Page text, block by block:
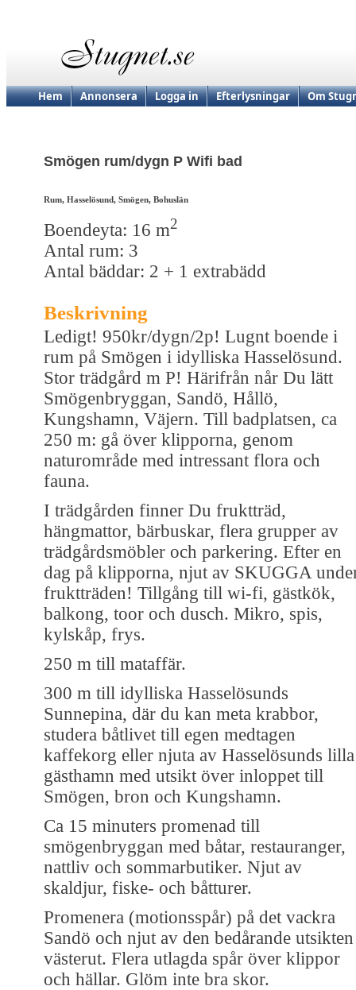
Hem Annonsera Logga in Efterlysningar Om
Smögen rum/dygn P Wifi bad
Rum, Hasselösund, Smögen, Bohuslän
Boendeyta: 16 m2
Antal rum: 3
Antal bäddar: 2 + 1 extrabädd
Beskrivning
Ledigt! 950kr/dygn/2p! Lugnt boende i
rum på Smögen i idylliska Hasselösund.
Stor trädgård m P! Härifrån når Du lätt
Smögenbryggan, Sandö, Hållö,
Kungshamn, Väjern. Till badplatsen, ca
250 m: gå över klipporna, genom
naturområde med intressant flora och
fauna.
I trädgården finner Du fruktträd,
hängmattor, bärbuskar, flera grupper av
trädgårdsmöbler och parkering. Efter en
dag på klipporna, njut av SKUGGA
fruktträden! Tillgång till wi-fi, gästkök,
balkong, toor och dusch. Mikro, spis,
kylskåp, frys.
250 m till mataffär.
300 m till idylliska Hasselösunds
Sunnepina, där du kan meta krabbor,
studera båtlivet till egen medtagen
kaffekorg eller njuta av Hasselösunds lilla
gästhamn med utsikt över inloppet till
Smögen, bron och Kungshamn.
Ca 15 minuters promenad till
smögenbryggan med båtar, restauranger,
nattliv och sommarbutiker. Njut av
skaldjur, fiske- och båtturer.
Promenera (motionsspår) på det vackra
Sandö och njut av den bedårande utsikten
västerut. Flera utlagda spår över klippor
och hällar. Glöm inte bra skor.